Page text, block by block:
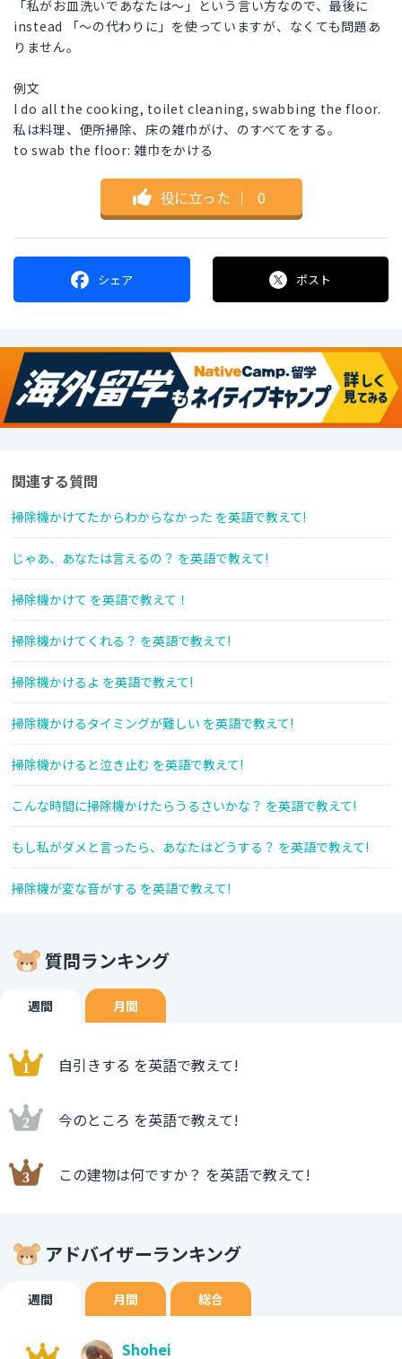
「私がお皿洗いであなたは～」という言い方なので、最後に
instead 「～の代わりに」を使っていますが、なくても問題あ
りません。
例文
I do all the cooking, toilet cleaning, swabbing the floor.
私は料理、便所掃除、床の雑巾がけ、のすべてをする。
to swab the floor: 雑巾をかける
役に立った ｜ 0
シェア ポスト
関連する質問
掃除機かけてたからわからなかった を英語で教えて!
じゃあ、あなたは言えるの？ を英語で教えて!
掃除機かけて を英語で教えて！
掃除機かけてくれる？ を英語で教えて!
掃除機かけるよ を英語で教えて!
掃除機かけるタイミングが難しい を英語で教えて!
掃除機かけると泣き止む を英語で教えて!
こんな時間に掃除機かけたらうるさいかな？ を英語で教えて!
もし私がダメと言ったら、あなたはどうする？ を英語で教えて!
掃除機が変な音がする を英語で教えて!
質問ランキング
週間 月間
自引きする を英語で教えて!
今のところ を英語で教えて!
この建物は何ですか？ を英語で教えて!
アドバイザーランキング
週間 月間 総合
Shohei